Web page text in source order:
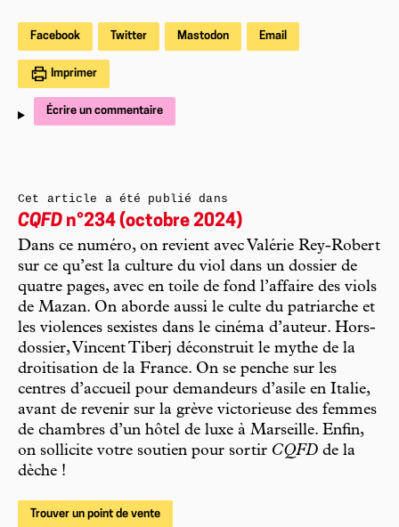
Facebook Twitter Mastodon Email
Imprimer
Écrire un commentaire
Cet article a été publié dans
CQFD n°234 (octobre 2024)
Dans ce numéro, on revient avec Valérie Rey-Robert
sur ce qu’est la culture du viol dans un dossier de
quatre pages, avec en toile de fond l’affaire des viols
de Mazan. On aborde aussi le culte du patriarche et
les violences sexistes dans le cinéma d’auteur. Hors-
dossier, Vincent Tiberj déconstruit le mythe de la
droitisation de la France. On se penche sur les
centres d’accueil pour demandeurs d’asile en Italie,
avant de revenir sur la grève victorieuse des femmes
de chambres d’un hôtel de luxe à Marseille. Enfin,
on sollicite votre soutien pour sortir CQFD de la
dèche !
Trouver un point de vente